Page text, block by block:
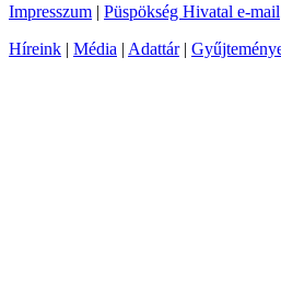
Impresszum | Püspökség Hivatal e-mail
Híreink | Média | Adattár|